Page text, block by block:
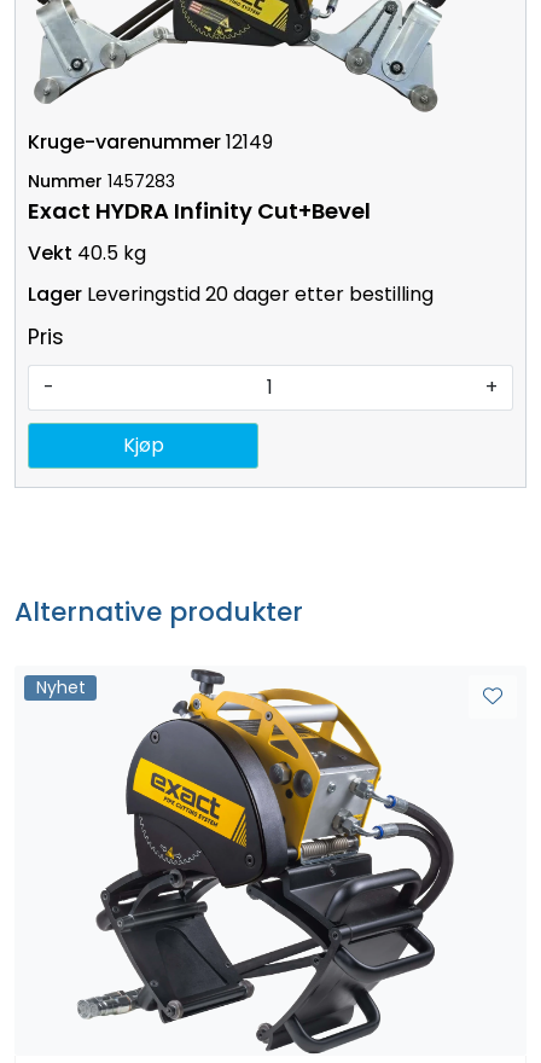
12149
1457283
Exact HYDRA Infinity Cut+Bevel
40.5 kg
Leveringstid 20 dager etter bestilling
Pris
- +
Kjøp
Alternative produkter
Nyhet